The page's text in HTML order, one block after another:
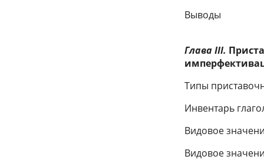
Выводы
Глава III.
Типы
Инвентарь
Видовое
Видовое